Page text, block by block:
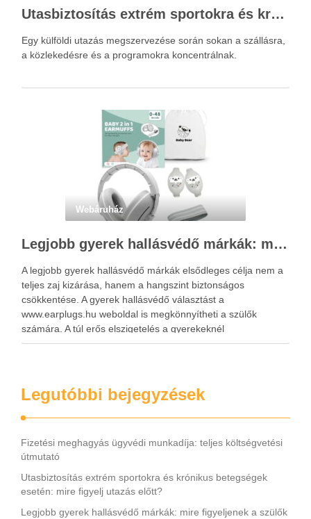
Utasbiztosítás extrém sportokra és krónikus betegségek esetén: mire figyelj utazás előtt?
Egy külföldi utazás megszervezése során sokan a szállásra,
a közlekedésre és a programokra koncentrálnak.
Webáruház
Legjobb gyerek hallásvédő márkák: mire figyeljenek a szülők választáskor?
A legjobb gyerek hallásvédő márkák elsődleges célja nem a
teljes zaj kizárása, hanem a hangszint biztonságos
csökkentése. A gyerek hallásvédő választást a
www.earplugs.hu weboldal is megkönnyítheti a szülők
számára. A túl erős elszigetelés a gyerekeknél
kényelmetlenséget, félelmet vagy dezorientáltságot is
Legutóbbi bejegyzések
Fizetési meghagyás ügyvédi munkadíja: teljes költségvetési
útmutató
Utasbiztosítás extrém sportokra és krónikus betegségek
esetén: mire figyelj utazás előtt?
Legjobb gyerek hallásvédő márkák: mire figyeljenek a szülők